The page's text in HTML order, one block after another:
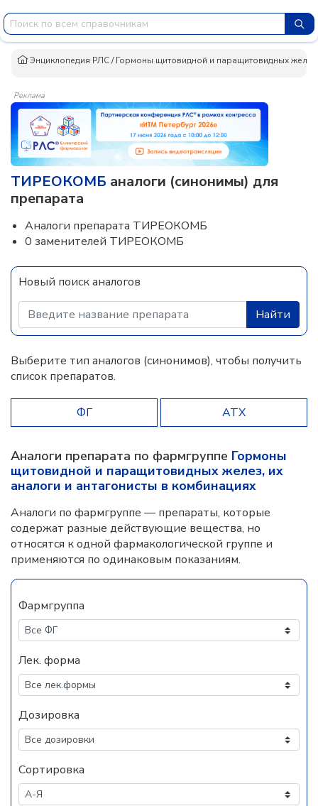
Энциклопедия РЛС/Гормоны щитовидной и паращитовидных
Реклама
ТИРЕОКОМБ аналоги (синонимы) для
препарата
Аналоги препарата ТИРЕОКОМБ
0 заменителей ТИРЕОКОМБ
Новый поиск аналогов
Найти
Выберите тип аналогов (синонимов), чтобы получить
список препаратов.
ФГ АТХ
Аналоги препарата по фармгруппе Гормоны
щитовидной и паращитовидных желез, их
аналоги и антагонисты в комбинациях
Аналоги по фармгруппе — препараты, которые
содержат разные действующие вещества, но
относятся к одной фармакологической группе и
применяются по одинаковым показаниям.
Фармгруппа
Лек. форма
Дозировка
Сортировка